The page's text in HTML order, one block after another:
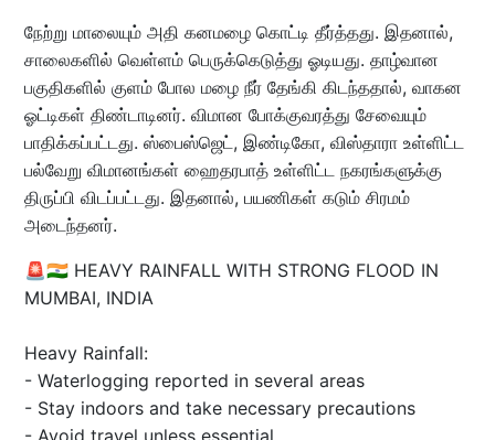
நேற்று மாலையும் அதி கனமழை கொட்டி தீர்த்தது. இதனால்,
சாலைகளில் வெள்ளம் பெருக்கெடுத்து ஓடியது. தாழ்வான
பகுதிகளில் குளம் போல மழை நீர் தேங்கி கிடந்ததால், வாகன
ஓட்டிகள் திண்டாடினர். விமான போக்குவரத்து சேவையும்
பாதிக்கப்பட்டது. ஸ்பைஸ்ஜெட், இண்டிகோ, விஸ்தாரா உள்ளிட்ட
பல்வேறு விமானங்கள் ஹைதரபாத் உள்ளிட்ட நகரங்களுக்கு
திருப்பி விடப்பட்டது. இதனால், பயணிகள் கடும் சிரமம்
அடைந்தனர்.
🚨🇮🇳 HEAVY RAINFALL WITH STRONG FLOOD IN
MUMBAI, INDIA
Heavy Rainfall:
- Waterlogging reported in several areas
- Stay indoors and take necessary precautions